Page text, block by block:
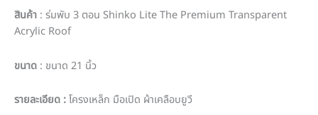
สินค้า : ร่มพับ 3 ตอน Shinko Lite The Premium Transparent
Acrylic Roof
ขนาด : ขนาด 21 นิ้ว
รายละเอียด :โครงเหล็ก มือเปิด ผ้าเคลือบยูวี